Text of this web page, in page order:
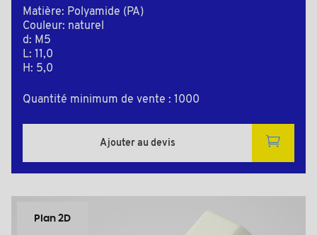
Matière: Polyamide (PA)
Couleur: naturel
d: M5
L: 11,0
H: 5,0
Quantité minimum de vente : 1000
Ajouter au devis
Plan 2D